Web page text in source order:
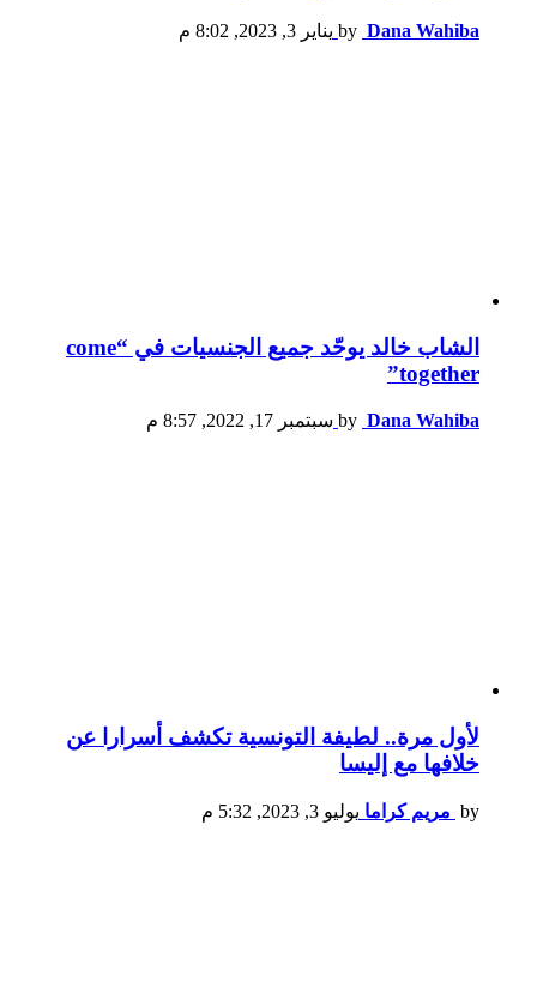
by Dana Wahiba يناير 3, 2023, 8:02 م
الشاب خالد يوحّد جميع الجنسيات في “come
together”
by Dana Wahiba سبتمبر 17, 2022, 8:57 م
لأول مرة.. لطيفة التونسية تكشف أسرارا عن
خلافها مع إليسا
by مريم كراما يوليو 3, 2023, 5:32 م